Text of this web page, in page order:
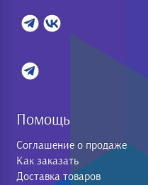
Помощь
Соглашение о продаже
Как заказать
Доставка товаров